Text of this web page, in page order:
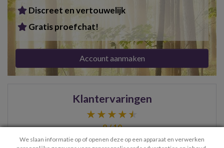
Discreet en vertouwelijk
Gratis proefchat!
Account aanmaken
Klantervaringen
9 / 10
We slaan informatie op of openen deze op een apparaat en verwerken